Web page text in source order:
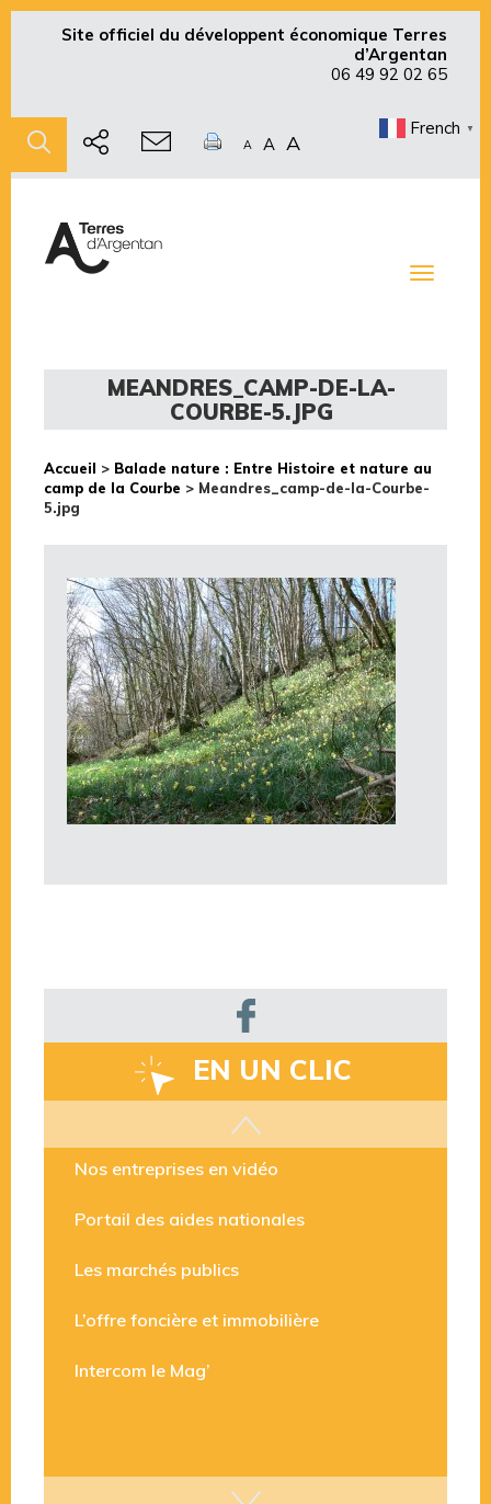
Site officiel du développent économique Terres
d’Argentan
06 49 92 02 65
A A A
French ▼
Toggle
MEANDRES_CAMP-DE-LA-
COURBE-5.JPG
Accueil > Balade nature : Entre Histoire et nature au
camp de la Courbe > Meandres_camp-de-la-Courbe-
5.jpg
EN UN CLIC
Les aides disponibles